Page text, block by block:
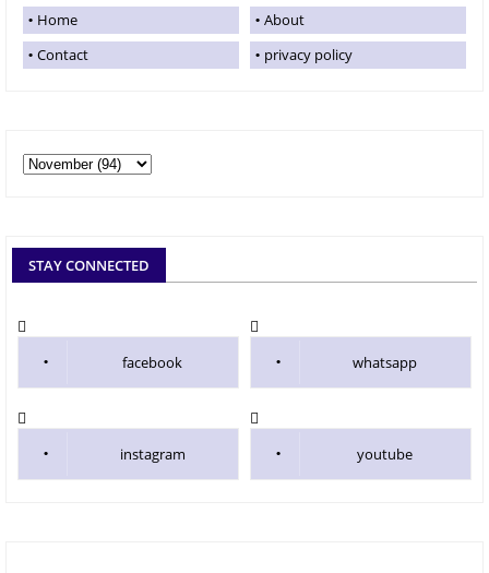
Home
About
Contact
privacy policy
STAY CONNECTED
facebook whatsapp
instagram youtube